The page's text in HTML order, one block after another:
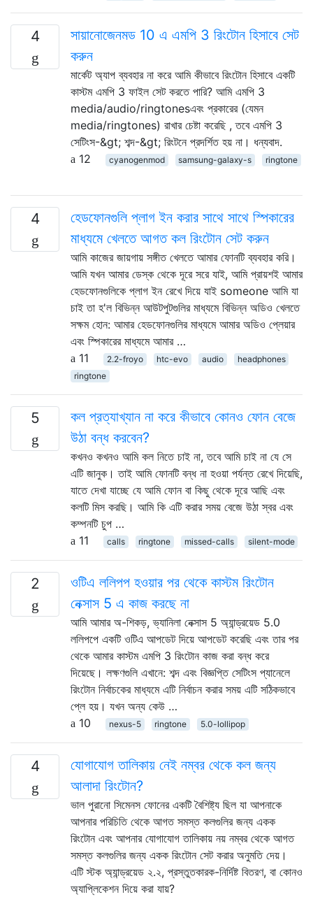
4
সায়ানোজেনমড 10 এ এমপি 3 রিংটোন হিসাবে সেট
করুন
মার্কেট অ্যাপ ব্যবহার না করে আমি কীভাবে রিংটোন হিসাবে একটি
কাস্টম এমপি 3 ফাইল সেট করতে পারি? আমি এমপি 3
media/audio/ringtonesএবং প্রকারের (যেমন
media/ringtones) রাখার চেষ্টা করেছি , তবে এমপি 3
সেটিংস-&gt; শব্দ-&gt; রিংটনে প্রদর্শিত হয় না। ধন্যবাদ.
12
cyanogenmod samsung-galaxy-s ringtone
4
হেডফোনগুলি প্লাগ ইন করার সাথে সাথে স্পিকারের
মাধ্যমে খেলতে আগত কল রিংটোন সেট করুন
আমি কাজের জায়গায় সঙ্গীত খেলতে আমার ফোনটি ব্যবহার করি।
আমি যখন আমার ডেস্ক থেকে দূরে সরে যাই, আমি প্রায়শই আমার
হেডফোনগুলিকে প্লাগ ইন রেখে দিয়ে যাই someone আমি যা
চাই তা হ'ল বিভিন্ন আউটপুটগুলির মাধ্যমে বিভিন্ন অডিও খেলতে
সক্ষম হোন: আমার হেডফোনগুলির মাধ্যমে আমার অডিও প্লেয়ার
এবং স্পিকারের মাধ্যমে আমার …
11
2.2-froyo htc-evo audio
headphones
ringtone
5
কল প্রত্যাখ্যান না করে কীভাবে কোনও ফোন বেজে
উঠা বন্ধ করবেন?
কখনও কখনও আমি কল নিতে চাই না, তবে আমি চাই না যে সে
এটি জানুক। তাই আমি ফোনটি বন্ধ না হওয়া পর্যন্ত রেখে দিয়েছি,
যাতে দেখা যাচ্ছে যে আমি ফোন বা কিছু থেকে দূরে আছি এবং
কলটি মিস করছি। আমি কি এটি করার সময় বেজে উঠা স্বর এবং
কম্পনটি চুপ …
11
calls ringtone missed-calls silent-mode
2
ওটিএ ললিপপ হওয়ার পর থেকে কাস্টম রিংটোন
নেক্সাস 5 এ কাজ করছে না
আমি আমার অ-শিকড়, ভ্যানিলা নেক্সাস 5 অ্যান্ড্রয়েড 5.0
ললিপপে একটি ওটিএ আপডেট দিয়ে আপডেট করেছি এবং তার পর
থেকে আমার কাস্টম এমপি 3 রিংটোন কাজ করা বন্ধ করে
দিয়েছে। লক্ষণগুলি এখানে: শব্দ এবং বিজ্ঞপ্তি সেটিংস প্যানেলে
রিংটোন নির্বাচকের মাধ্যমে এটি নির্বাচন করার সময় এটি সঠিকভাবে
প্লে হয়। যখন অন্য কেউ …
10
nexus-5 ringtone 5.0-lollipop
4
যোগাযোগ তালিকায় নেই নম্বর থেকে কল জন্য
আলাদা রিংটোন?
ভাল পুরানো সিমেনস ফোনের একটি বৈশিষ্ট্য ছিল যা আপনাকে
আপনার পরিচিতি থেকে আগত সমস্ত কলগুলির জন্য একক
রিংটোন এবং আপনার যোগাযোগ তালিকায় নয় নম্বর থেকে আগত
সমস্ত কলগুলির জন্য একক রিংটোন সেট করার অনুমতি দেয়।
এটি স্টক অ্যান্ড্রয়েড ২.২, প্রস্তুতকারক-নির্দিষ্ট বিতরণ, বা কোনও
অ্যাপ্লিকেশন দিয়ে করা যায়?